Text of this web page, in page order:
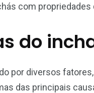
com propriedades
do
por diversos
das principais